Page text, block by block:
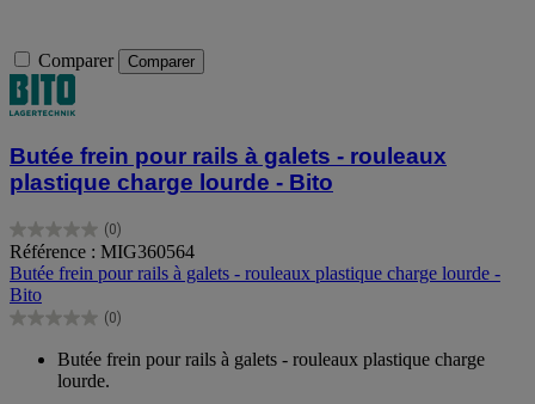
Comparer Comparer
Butée frein pour rails à galets - rouleaux
plastique charge lourde - Bito
(0)
0.0
sur
5
étoiles.
Référence : MIG360564
Butée frein pour rails à galets - rouleaux plastique charge lourde -
Bito
(0)
0.0
étoiles.
Butée frein pour rails à galets - rouleaux plastique charge
lourde.